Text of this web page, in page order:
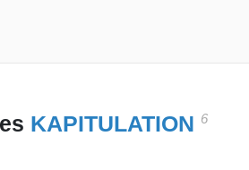
KAPITULATION 6